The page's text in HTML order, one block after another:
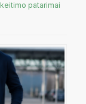
patarimai